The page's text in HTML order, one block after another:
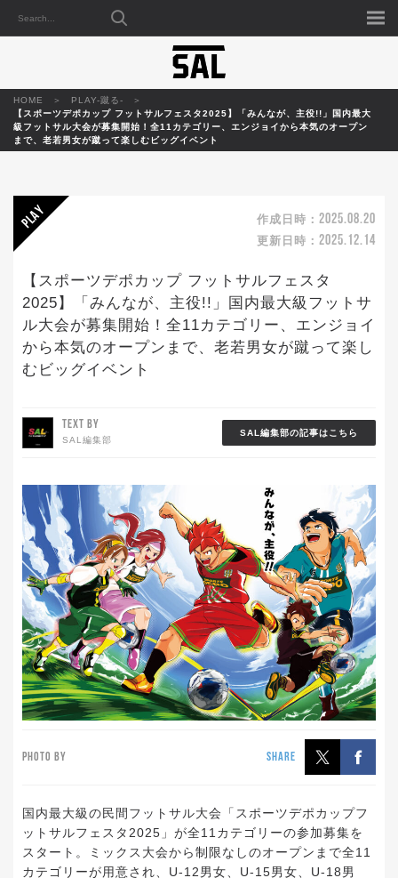
HOME
PLAY-蹴る-
【スポーツデポカップ フットサルフェスタ2025】「みんなが、主役!!」国内最大
級フットサル大会が募集開始！全11カテゴリー、エンジョイから本気のオープン
まで、老若男女が蹴って楽しむビッグイベント
作成日時： 2025.08.20
更新日時： 2025.12.14
【スポーツデポカップ フットサルフェスタ
2025】「みんなが、主役!!」国内最大級フットサ
ル大会が募集開始！全11カテゴリー、エンジョイ
から本気のオープンまで、老若男女が蹴って楽し
むビッグイベント
TEXT BY
SAL編集部
SAL編集部の記事はこちら
PHOTO BY SHARE
国内最大級の民間フットサル大会「スポーツデポカップフ
ットサルフェスタ2025」が全11カテゴリーの参加募集を
スタート。ミックス大会から制限なしのオープンまで全11
カテゴリーが用意され、U-12男女、U-15男女、U-18男